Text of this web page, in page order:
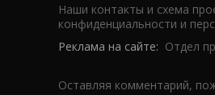
Наши контакты и схема
конфиденциальности и
Реклама на сайте: Отдел
Оставляя комментарий,